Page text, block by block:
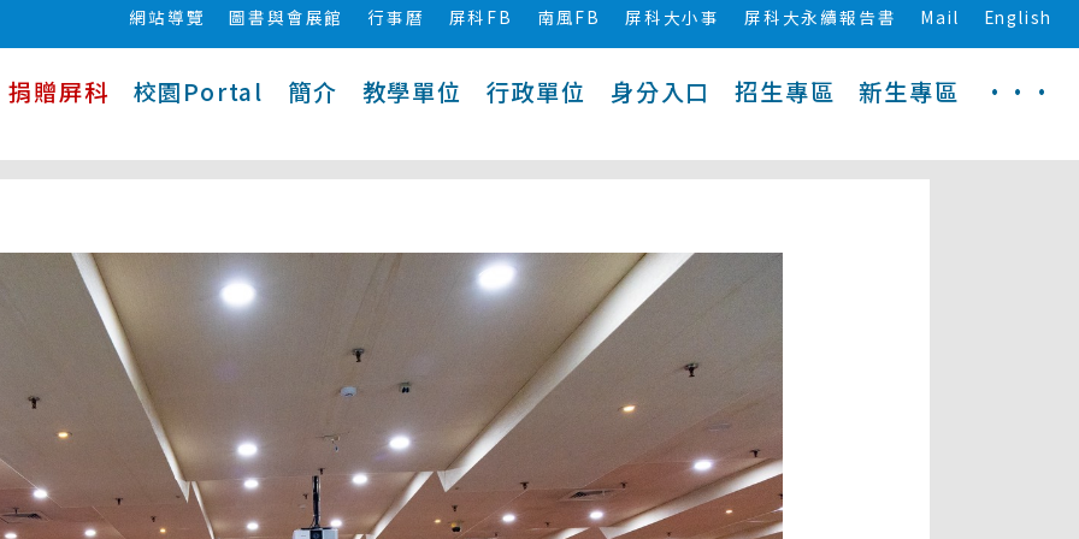
網站導覽 圖書與會展館 行事曆 屏科FB 南風FB 屏科大小事 屏科大永續報告書 Mail English
捐贈屏科 校園Portal 簡介 教學單位 行政單位 身分入口 招生專區 新生專區 ···